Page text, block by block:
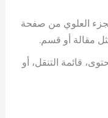
العلوي من صفحة
مقالة أو قسم.
قائمة التنقل، أو